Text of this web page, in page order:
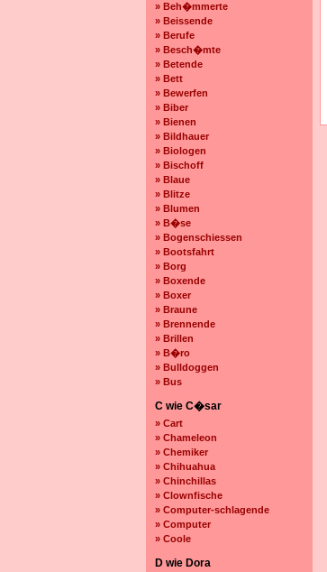
» Beh�mmerte
» Beissende
» Berufe
» Besch�mte
» Betende
» Bett
» Bewerfen
» Biber
» Bienen
» Bildhauer
» Biologen
» Bischoff
» Blaue
» Blitze
» Blumen
» B�se
» Bogenschiessen
» Bootsfahrt
» Borg
» Boxende
» Boxer
» Braune
» Brennende
» Brillen
» B�ro
» Bulldoggen
» Bus
C wie C�sar
» Cart
» Chameleon
» Chemiker
» Chihuahua
» Chinchillas
» Clownfische
» Computer-schlagende
» Computer
» Coole
D wie Dora